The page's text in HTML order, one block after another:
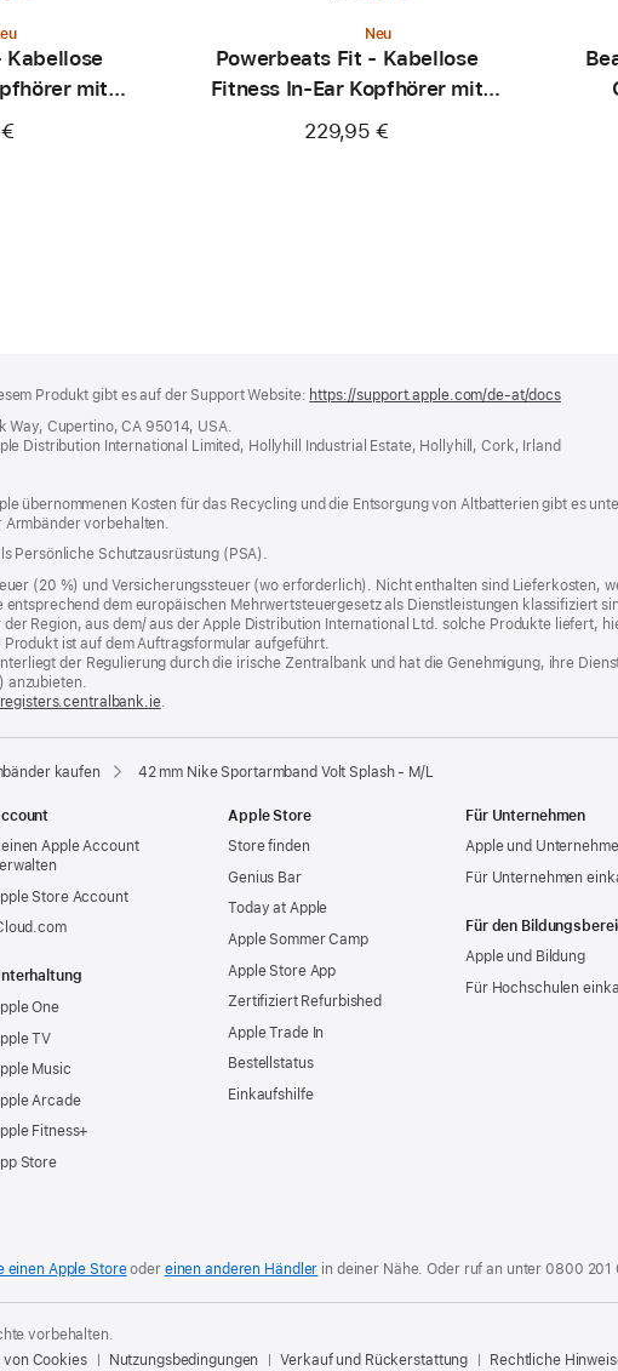
Kabellose
mit
Neu
Powerbeats Fit - Kabellose
Fitness In-Ear Kopfhörer mit
sicherem Sitz - Knallorange
229,95 €
Produkt gibt es auf der Support Website: https://support.apple.com/de-at/docs(öffnet
Fenster)
Way, Cupertino, CA 95014, USA.
Distribution International Limited, Hollyhill Industrial Estate, Hollyhill, Cork, Irland
übernommenen Kosten für das Recycling und die Entsorgung von Altbatterien gibt es
Armbänder vorbehalten.
Persönliche Schutzausrüstung (PSA).
(20 %) und Versicherungssteuer (wo erforderlich). Nicht enthalten sind Lieferkosten,
dem europäischen Mehrwertsteuergesetz als Dienstleistungen klassifiziert
Region, aus dem/ aus der Apple Distribution International Ltd. solche Produkte liefert,
ist auf dem Auftragsformular aufgeführt.
der Regulierung durch die irische Zentralbank und hat die Genehmigung, ihre
anzubieten.
registers.centralbank.ie(Öffnet
neues
.
kaufen 42 mm Nike Sportarmband Volt Splash - M/L
Apple Account
Store Account
One
TV
Music
Arcade
Fitness+
Store
Apple Store
Store finden
Genius Bar
Today at Apple
Apple Sommer Camp
Apple Store App
Zertifiziert Refurbished
Apple Trade In
Bestellstatus
Einkaufshilfe
Für Unternehmen
Apple und
Für Unternehmen
Für den
Apple und Bildung
Für Hochschulen
einen Apple Storeoder einen anderen Händler in deiner Nähe. Oder ruf an unter0800 201
vorbehalten.
von Cookies Nutzungsbedingungen Verkauf und Rückerstattung Rechtliche